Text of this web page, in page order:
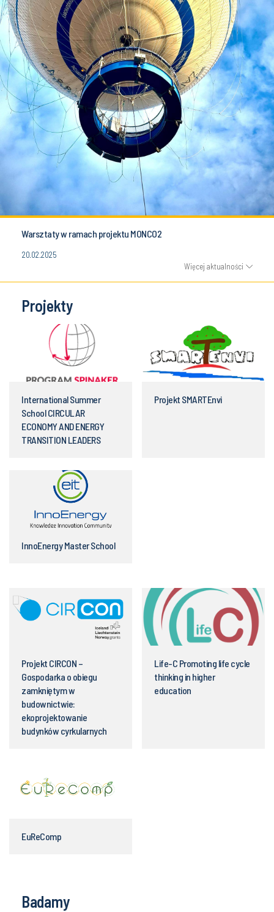
Warsztaty w ramach projektu MONCO2
20.02.2025
Więcej aktualności
Projekty
International Summer
School CIRCULAR
ECONOMY AND ENERGY
TRANSITION LEADERS
Projekt SMARTEnvi
InnoEnergy Master School
Projekt CIRCON –
Gospodarka o obiegu
zamkniętym w
budownictwie:
ekoprojektowanie
budynków cyrkularnych
Life-C Promoting life cycle
thinking in higher
education
EuReComp
Badamy